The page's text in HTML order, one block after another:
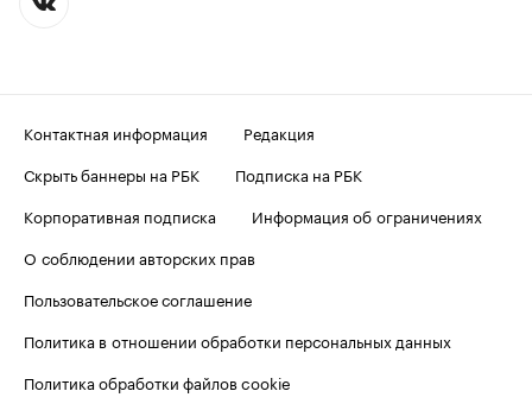
Контактная информация
Редакция
Скрыть баннеры на РБК
Подписка на РБК
Корпоративная подписка
Информация об ограничениях
О соблюдении авторских прав
Пользовательское соглашение
Политика в отношении обработки персональных данных
Политика обработки файлов cookie